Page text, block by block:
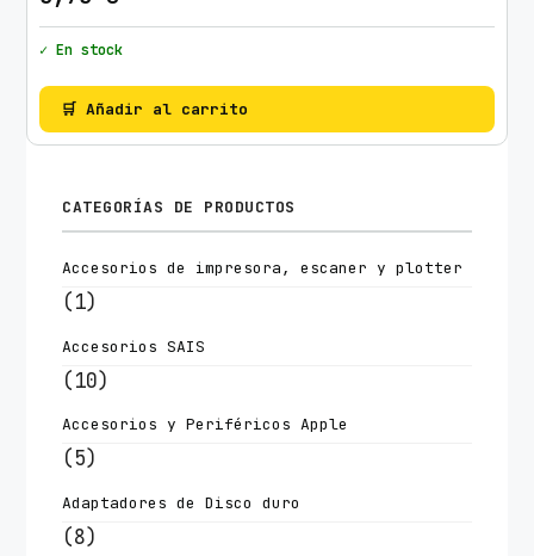
✓ En stock
🛒 Añadir al carrito
CATEGORÍAS DE PRODUCTOS
Accesorios de impresora, escaner y plotter
(1)
Accesorios SAIS
(10)
Accesorios y Periféricos Apple
(5)
Adaptadores de Disco duro
(8)